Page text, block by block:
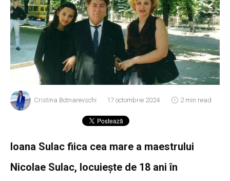
Cristina Botnarevschi 17 octombrie 2024 2 min read
Ioana Sulac fiica cea mare a maestrului
Nicolae Sulac, locuiește de 18 ani în